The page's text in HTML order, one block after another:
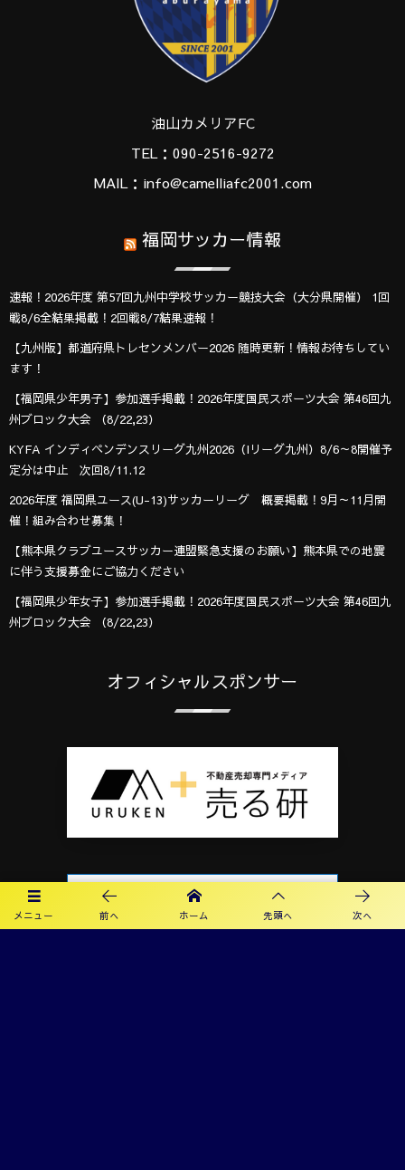
メニュー 前へ ホーム 先頭へ 次へ
油山カメリアFC
TEL：090-2516-9272
MAIL：info@camelliafc2001.com
福岡サッカー情報
速報！2026年度 第57回九州中学校サッカー競技大会（大分県開催） 1回
戦8/6全結果掲載！2回戦8/7結果速報！
【九州版】都道府県トレセンメンバー2026 随時更新！情報お待ちしてい
ます！
【福岡県少年男子】参加選手掲載！2026年度国民スポーツ大会 第46回九
州ブロック大会 （8/22,23）
KYFA インディペンデンスリーグ九州2026（Iリーグ九州）8/6～8開催予
定分は中止 次回8/11.12
2026年度 福岡県ユース(U-13)サッカーリーグ 概要掲載！9月～11月開
催！組み合わせ募集！
【熊本県クラブユースサッカー連盟緊急支援のお願い】熊本県での地震
に伴う支援募金にご協力ください
【福岡県少年女子】参加選手掲載！2026年度国民スポーツ大会 第46回九
州ブロック大会 （8/22,23）
オフィシャルスポンサー